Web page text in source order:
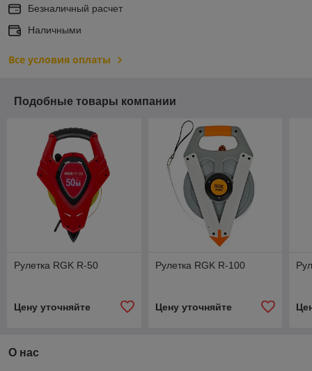
Безналичный расчет
Наличными
Все условия оплаты
Подобные товары компании
Рулетка RGK R-50
Цену уточняйте
Рулетка RGK R-100
Цену уточняйте
О нас